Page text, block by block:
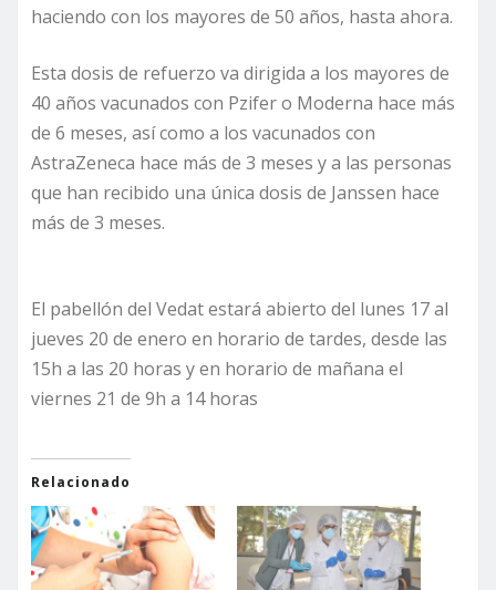
haciendo con los mayores de 50 años, hasta ahora.
Esta dosis de refuerzo va dirigida a los mayores de
40 años vacunados con Pzifer o Moderna hace más
de 6 meses, así como a los vacunados con
AstraZeneca hace más de 3 meses y a las personas
que han recibido una única dosis de Janssen hace
más de 3 meses.
El pabellón del Vedat estará abierto del lunes 17 al
jueves 20 de enero en horario de tardes, desde las
15h a las 20 horas y en horario de mañana el
viernes 21 de 9h a 14 horas
Relacionado